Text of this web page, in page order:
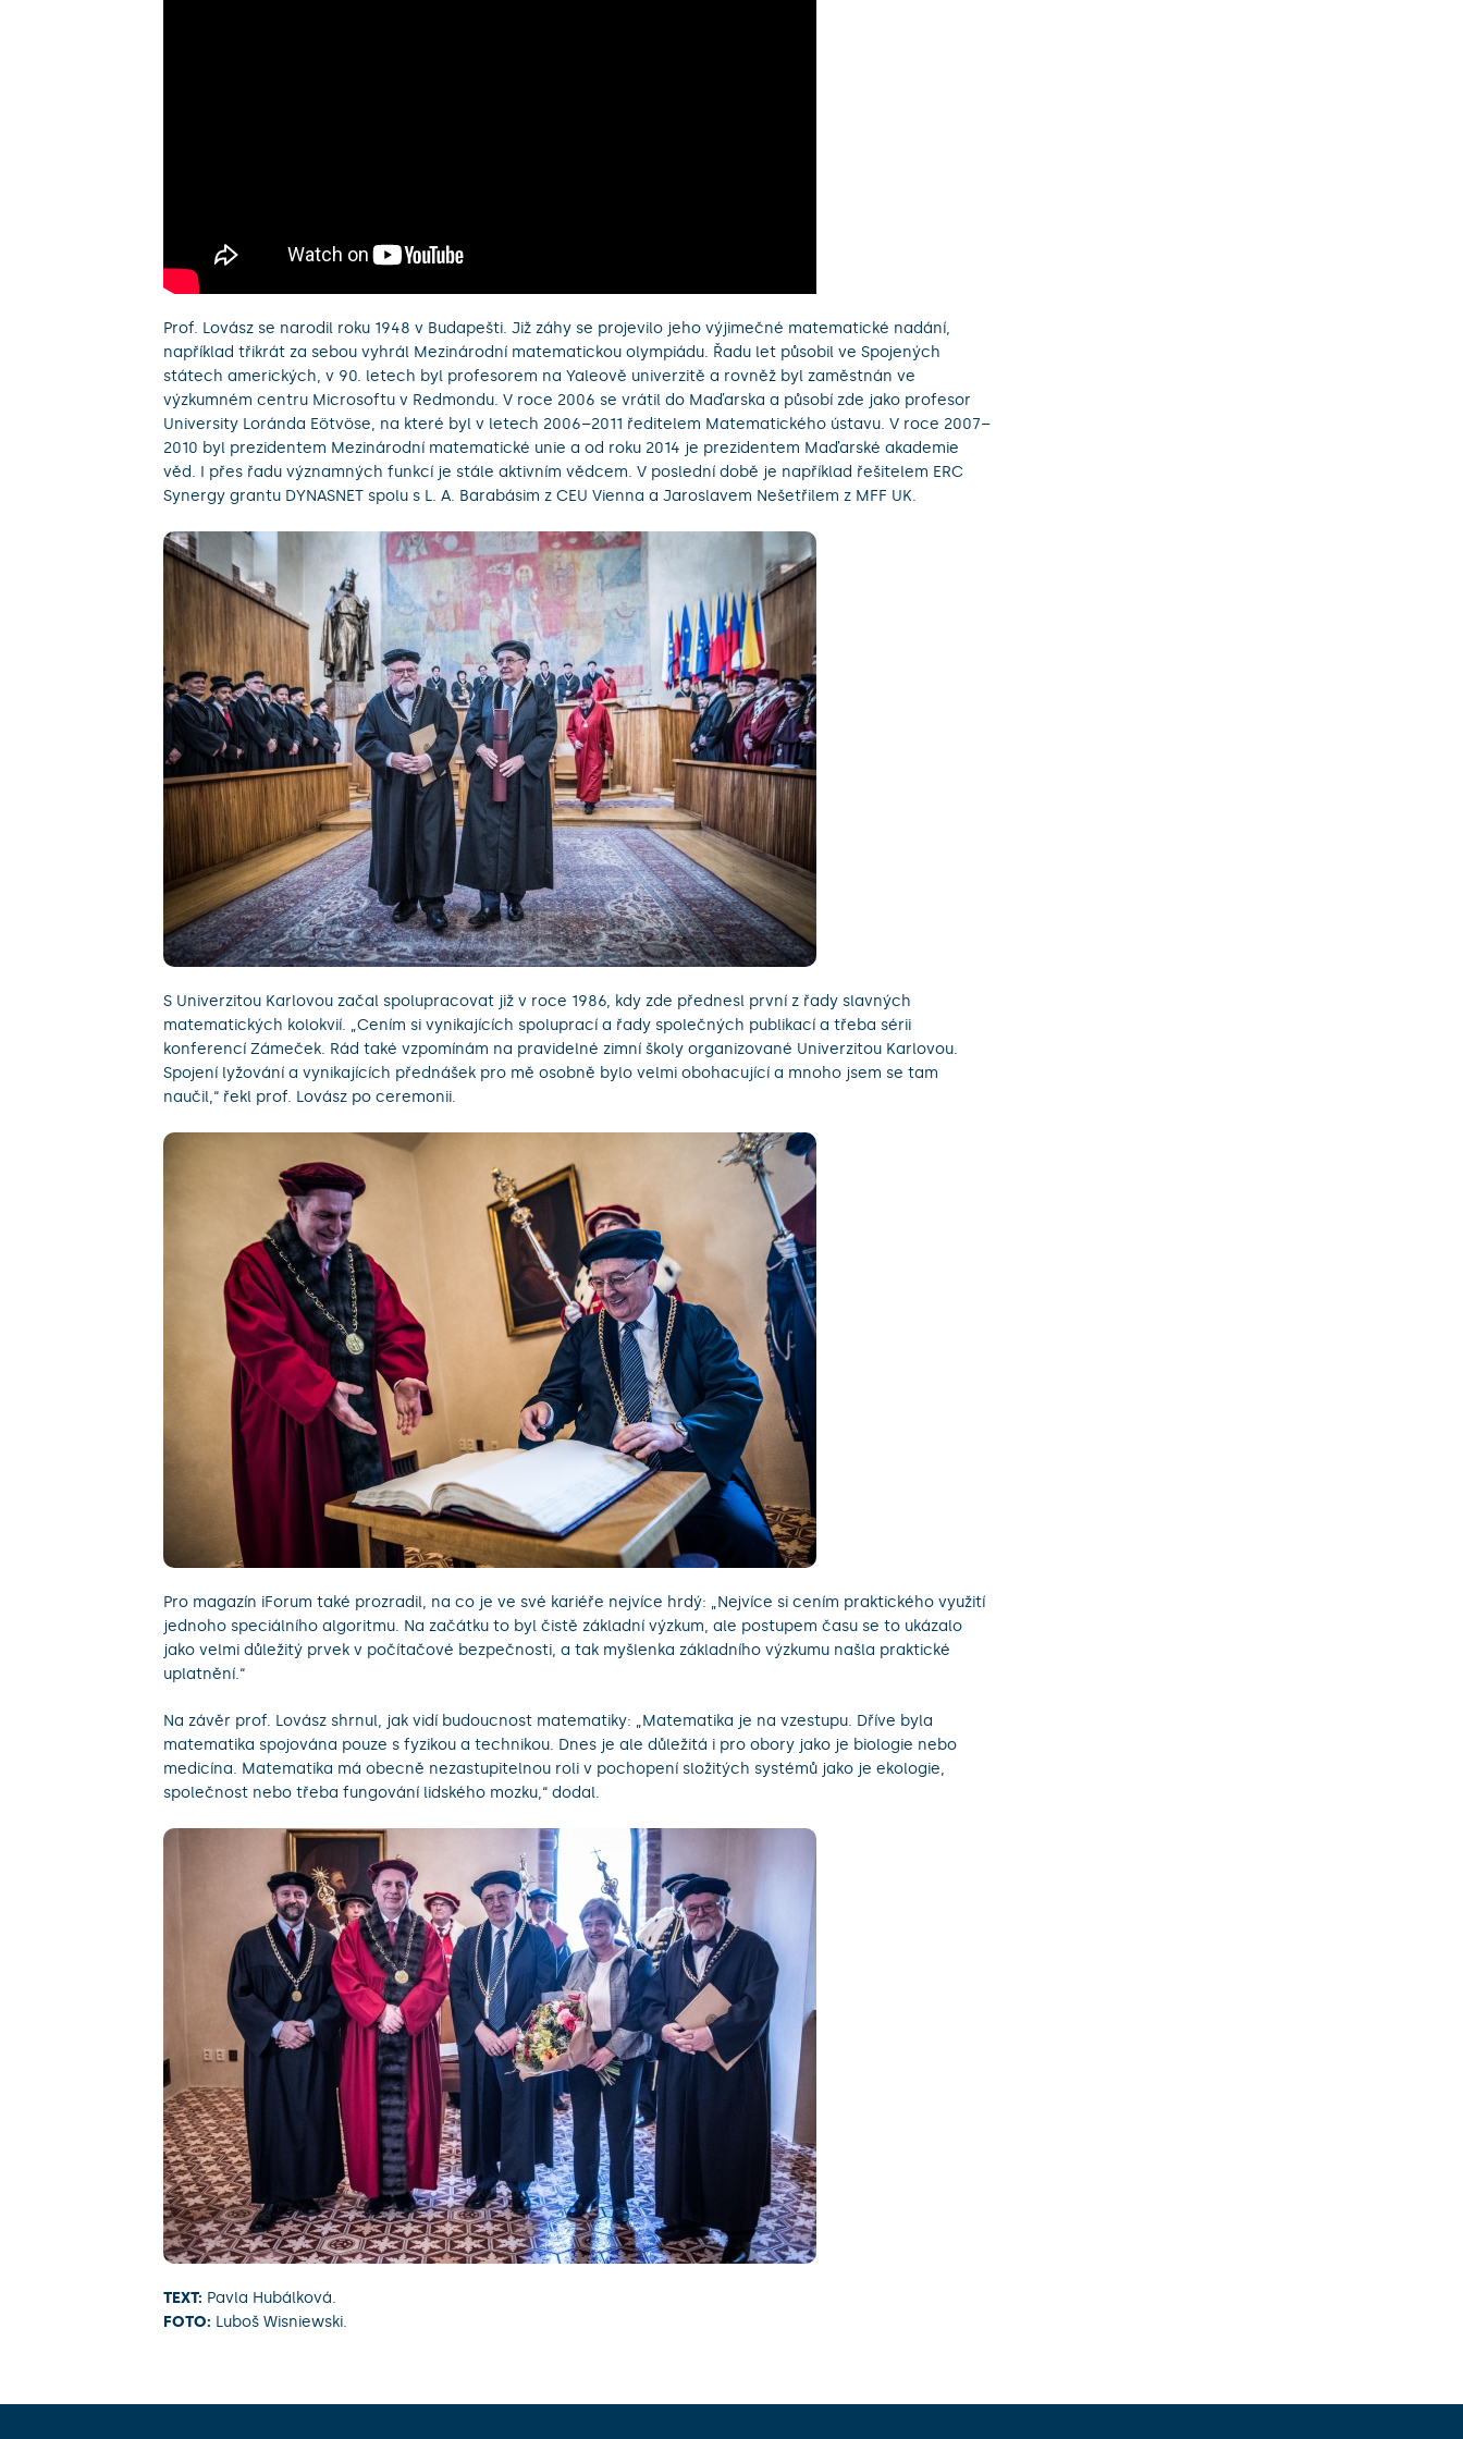
Prof. Lovász se narodil roku 1948 v Budapešti. Již záhy se projevilo jeho výjimečné matematické nadání,
například třikrát za sebou vyhrál Mezinárodní matematickou olympiádu. Řadu let působil ve Spojených
státech amerických, v 90. letech byl profesorem na Yaleově univerzitě a rovněž byl zaměstnán ve
výzkumném centru Microsoftu v Redmondu. V roce 2006 se vrátil do Maďarska a působí zde jako profesor
University Loránda Eötvöse, na které byl v letech 2006–2011 ředitelem Matematického ústavu. V roce 2007–
2010 byl prezidentem Mezinárodní matematické unie a od roku 2014 je prezidentem Maďarské akademie
věd. I přes řadu významných funkcí je stále aktivním vědcem. V poslední době je například řešitelem ERC
Synergy grantu DYNASNET spolu s L. A. Barabásim z CEU Vienna a Jaroslavem Nešetřilem z MFF UK.
S Univerzitou Karlovou začal spolupracovat již v roce 1986, kdy zde přednesl první z řady slavných
matematických kolokvií. „Cením si vynikajících spoluprací a řady společných publikací a třeba sérii
konferencí Zámeček. Rád také vzpomínám na pravidelné zimní školy organizované Univerzitou Karlovou.
Spojení lyžování a vynikajících přednášek pro mě osobně bylo velmi obohacující a mnoho jsem se tam
naučil,“ řekl prof. Lovász po ceremonii.
Pro magazín iForum také prozradil, na co je ve své kariéře nejvíce hrdý: „Nejvíce si cením praktického využití
jednoho speciálního algoritmu. Na začátku to byl čistě základní výzkum, ale postupem času se to ukázalo
jako velmi důležitý prvek v počítačové bezpečnosti, a tak myšlenka základního výzkumu našla praktické
uplatnění.“
Na závěr prof. Lovász shrnul, jak vidí budoucnost matematiky: „Matematika je na vzestupu. Dříve byla
matematika spojována pouze s fyzikou a technikou. Dnes je ale důležitá i pro obory jako je biologie nebo
medicína. Matematika má obecně nezastupitelnou roli v pochopení složitých systémů jako je ekologie,
společnost nebo třeba fungování lidského mozku,“ dodal.
TEXT: Pavla Hubálková.
FOTO: Luboš Wisniewski.